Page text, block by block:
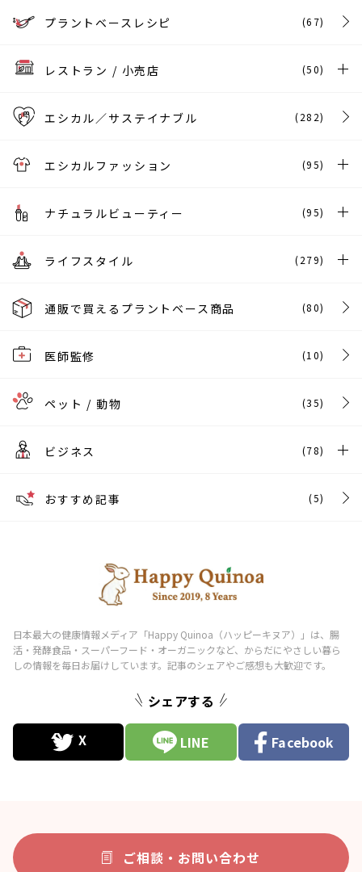
プラントベースレシピ (67)
レストラン / 小売店 (50)
エシカル／サステイナブル (282)
エシカルファッション (95)
ナチュラルビューティー (95)
ライフスタイル (279)
通販で買えるプラントベース商品 (80)
医師監修 (10)
ペット / 動物 (35)
ビジネス (78)
おすすめ記事 (5)
シェアする
LINE Facebook
ご相談・お問い合わせ